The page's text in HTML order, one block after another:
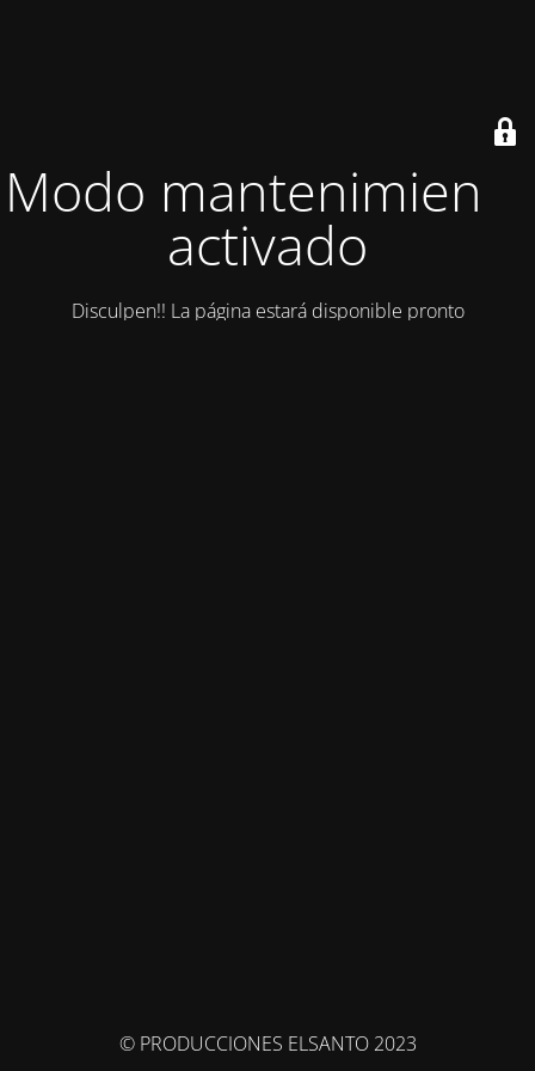
Modo mantenimiento
activado
Disculpen!! La página estará disponible pronto
© PRODUCCIONES ELSANTO 2023